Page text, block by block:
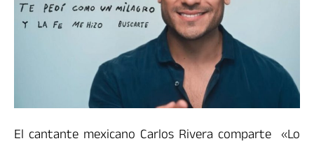
El cantante mexicano Carlos Rivera comparte «Lo